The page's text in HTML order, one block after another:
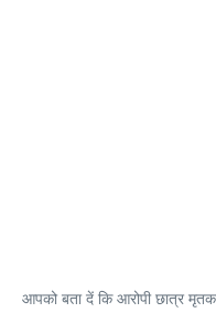
आपको बता दें कि आरोपी छात्र